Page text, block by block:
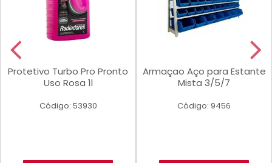
Protetivo Turbo Pro Pronto
Uso Rosa 1l
Código: 53930
Armaçao Aço para Estante
Mista 3/5/7
Código: 9456